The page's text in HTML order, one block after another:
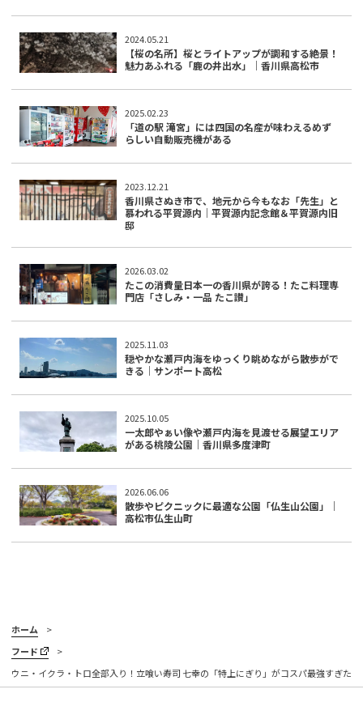
2024.05.21
【桜の名所】桜とライトアップが調和する絶景！
魅力あふれる「鹿の井出水」｜香川県高松市
2025.02.23
「道の駅 滝宮」には四国の名産が味わえるめず
らしい自動販売機がある
2023.12.21
香川県さぬき市で、地元から今もなお「先生」と
慕われる平賀源内｜平賀源内記念館＆平賀源内旧
邸
2026.03.02
たこの消費量日本一の香川県が誇る！たこ料理専
門店「さしみ・一品 たこ讃」
2025.11.03
穏やかな瀬戸内海をゆっくり眺めながら散歩がで
きる｜サンポート高松
2025.10.05
一太郎やぁい像や瀬戸内海を見渡せる展望エリア
がある桃陵公園｜香川県多度津町
2026.06.06
散歩やピクニックに最適な公園「仏生山公園」｜
高松市仏生山町
ホーム
フード
ウニ・イクラ・トロ全部入り！立喰い寿司 七幸の「特上にぎり」がコスパ最強すぎた